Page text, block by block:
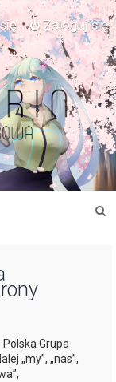
Zaloguj się
Grupa
„my”, „nas”,